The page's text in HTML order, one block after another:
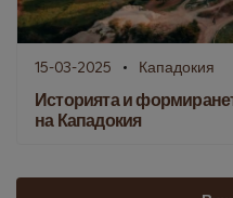
15-03-2025 Кападокия
Историята и
на Кападокия